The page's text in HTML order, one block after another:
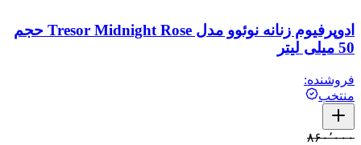
ادوپرفیوم زنانه نوئوو مدل Tresor Midnight Rose حجم
50 میلی لیتر
فروشنده:
منتخب
۸۶۰٬۰۰۰